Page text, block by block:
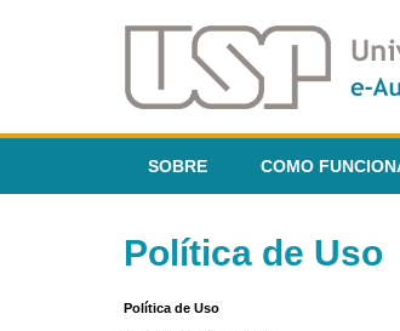
SOBRE COMO
Política de Uso
Política de Uso